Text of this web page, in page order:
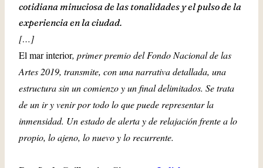
cotidiana minuciosa de las tonalidades y el pulso de la
experiencia en la ciudad.
[…]
El mar interior, primer premio del Fondo Nacional de las
Artes 2019, transmite, con una narrativa detallada, una
estructura sin un comienzo y un final delimitados. Se trata
de un ir y venir por todo lo que puede representar la
inmensidad. Un estado de alerta y de relajación frente a lo
propio, lo ajeno, lo nuevo y lo recurrente.